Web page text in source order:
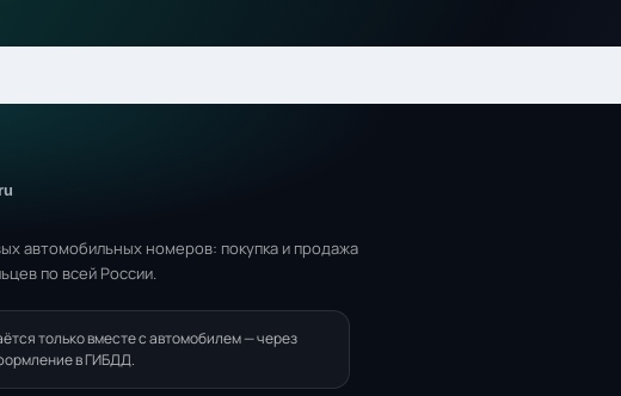
автомобильных номеров: покупка и продажа
по всей России.
только вместе с автомобилем — через
в ГИБДД.